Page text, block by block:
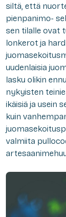
siltä, että
pienpanimo-
sen tilalle ovat
lonkerot ja
uudenlaisia
lasku olikin
nykyisten
ikäisiä ja usein
kuin
valmiita